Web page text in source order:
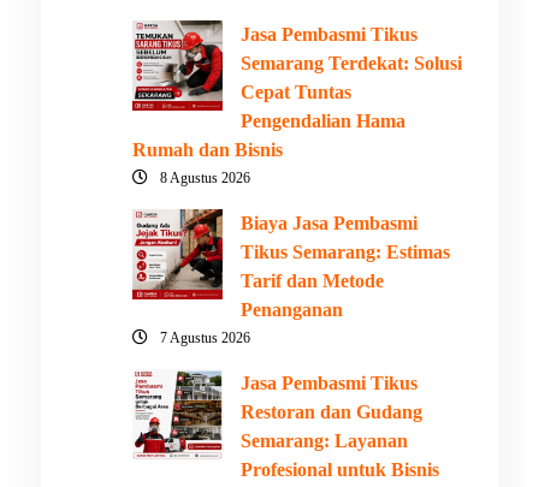
Jasa Pembasmi Tikus
Semarang Terdekat: Solusi
Cepat Tuntas
Pengendalian Hama
Rumah dan Bisnis
8 Agustus 2026
Biaya Jasa Pembasmi
Tikus Semarang: Estimas
Tarif dan Metode
Penanganan
7 Agustus 2026
Jasa Pembasmi Tikus
Restoran dan Gudang
Semarang: Layanan
Profesional untuk Bisnis